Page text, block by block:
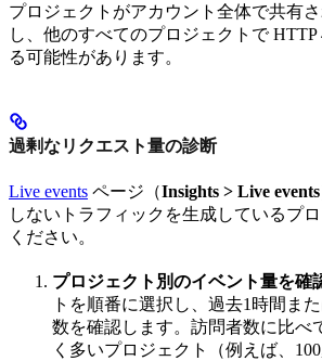
プロジェクトがアカウント全体で共有
し、他のすべてのプロジェクトで HTTP
る可能性があります。
過剰なリクエスト量の診断
Live events ページ（Insights > Live events
しないトラフィックを生成しているプ
ください。
プロジェクト別のイベント量を確
トを順番に選択し、過去1時間ま
数を確認します。訪問者数に比べ
く多いプロジェクト（例えば、